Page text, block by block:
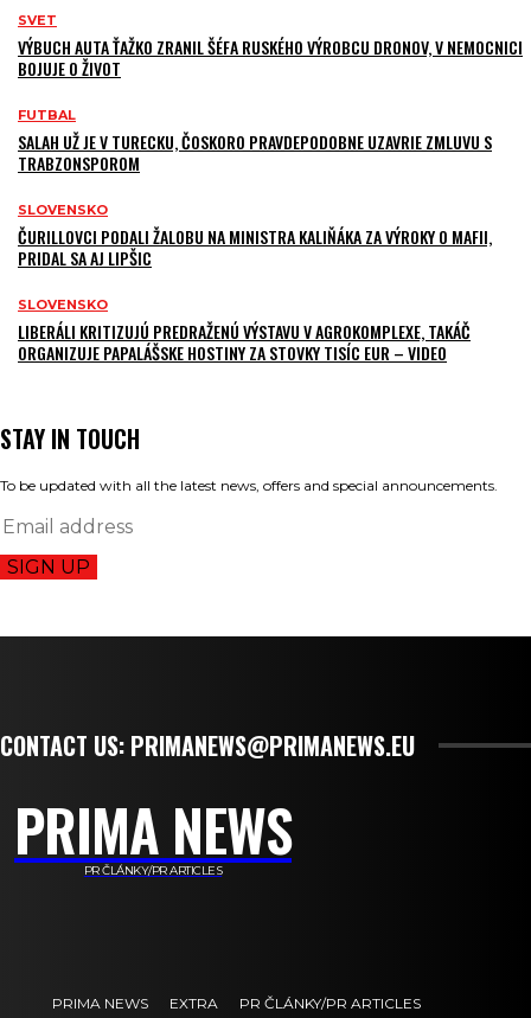
SVET
VÝBUCH AUTA ŤAŽKO ZRANIL ŠÉFA RUSKÉHO VÝROBCU DRONOV, V NEMOCNICI
BOJUJE O ŽIVOT
FUTBAL
SALAH UŽ JE V TURECKU, ČOSKORO PRAVDEPODOBNE UZAVRIE ZMLUVU S
TRABZONSPOROM
SLOVENSKO
ČURILLOVCI PODALI ŽALOBU NA MINISTRA KALIŇÁKA ZA VÝROKY O MAFII,
PRIDAL SA AJ LIPŠIC
SLOVENSKO
LIBERÁLI KRITIZUJÚ PREDRAŽENÚ VÝSTAVU V AGROKOMPLEXE, TAKÁČ
ORGANIZUJE PAPALÁŠSKE HOSTINY ZA STOVKY TISÍC EUR – VIDEO
STAY IN TOUCH
To be updated with all the latest news, offers and special announcements.
SIGN UP
CONTACT US: PRIMANEWS@PRIMANEWS.EU
PRIMA NEWS
PR ČLÁNKY/PR ARTICLES
PRIMA NEWS EXTRA PR ČLÁNKY/PR ARTICLES